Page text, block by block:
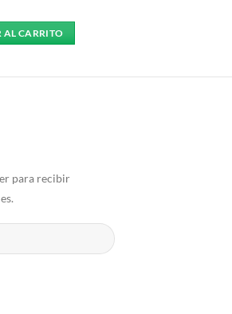
AL CARRITO
para recibir